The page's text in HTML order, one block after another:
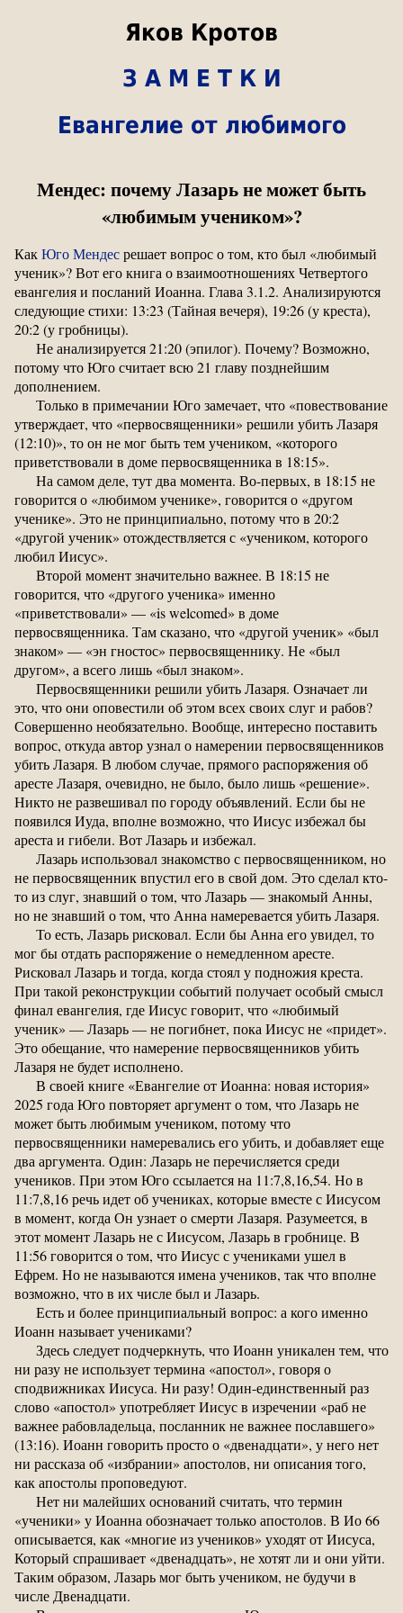
Яков Кротов
З А М Е Т К И
Евангелие от любимого
Мендес: почему Лазарь не может быть
«любимым учеником»?
КакЮго Мендесрешает вопрос о том, кто был «любимый
ученик»? Вот его книга о взаимоотношениях Четвертого
евангелия и посланий Иоанна. Глава 3.1.2. Анализируются
следующие стихи: 13:23 (Тайная вечеря), 19:26 (у креста),
20:2 (у гробницы).
Не анализируется 21:20 (эпилог). Почему? Возможно,
потому что Юго считает всю 21 главу позднейшим
дополнением.
Только в примечании Юго замечает, что «повествование
утверждает, что «первосвященники» решили убить Лазаря
(12:10)», то он не мог быть тем учеником, «которого
приветствовали в доме первосвященника в 18:15».
На самом деле, тут два момента. Во-первых, в 18:15 не
говорится о «любимом ученике», говорится о «другом
ученике». Это не принципиально, потому что в 20:2
«другой ученик» отождествляется с «учеником, которого
любил Иисус».
Второй момент значительно важнее. В 18:15 не
говорится, что «другого ученика» именно
«приветствовали» — «is welcomed» в доме
первосвященника. Там сказано, что «другой ученик» «был
знаком» — «эн гностос» первосвященнику. Не «был
другом», а всего лишь «был знаком».
Первосвященники решили убить Лазаря. Означает ли
это, что они оповестили об этом всех своих слуг и рабов?
Совершенно необязательно. Вообще, интересно поставить
вопрос, откуда автор узнал о намерении первосвященников
убить Лазаря. В любом случае, прямого распоряжения об
аресте Лазаря, очевидно, не было, было лишь «решение».
Никто не развешивал по городу объявлений. Если бы не
появился Иуда, вполне возможно, что Иисус избежал бы
ареста и гибели. Вот Лазарь и избежал.
Лазарь использовал знакомство с первосвященником, но
не первосвященник впустил его в свой дом. Это сделал кто-
то из слуг, знавший о том, что Лазарь — знакомый Анны,
но не знавший о том, что Анна намеревается убить Лазаря.
То есть, Лазарь рисковал. Если бы Анна его увидел, то
мог бы отдать распоряжение о немедленном аресте.
Рисковал Лазарь и тогда, когда стоял у подножия креста.
При такой реконструкции событий получает особый смысл
финал евангелия, где Иисус говорит, что «любимый
ученик» — Лазарь — не погибнет, пока Иисус не «придет».
Это обещание, что намерение первосвященников убить
Лазаря не будет исполнено.
В своей книге «Евангелие от Иоанна: новая история»
2025 года Юго повторяет аргумент о том, что Лазарь не
может быть любимым учеником, потому что
первосвященники намеревались его убить, и добавляет еще
два аргумента. Один: Лазарь не перечисляется среди
учеников. При этом Юго ссылается на 11:7,8,16,54. Но в
11:7,8,16 речь идет об учениках, которые вместе с Иисусом
в момент, когда Он узнает о смерти Лазаря. Разумеется, в
этот момент Лазарь не с Иисусом, Лазарь в гробнице. В
11:56 говорится о том, что Иисус с учениками ушел в
Ефрем. Но не называются имена учеников, так что вполне
возможно, что в их числе был и Лазарь.
Есть и более принципиальный вопрос: а кого именно
Иоанн называет учениками?
Здесь следует подчеркнуть, что Иоанн уникален тем, что
ни разу не использует термина «апостол», говоря о
сподвижниках Иисуса. Ни разу! Один-единственный раз
слово «апостол» употребляет Иисус в изречении «раб не
важнее рабовладельца, посланник не важнее пославшего»
(13:16). Иоанн говорить просто о «двенадцати», у него нет
ни рассказа об «избрании» апостолов, ни описания того,
как апостолы проповедуют.
Нет ни малейших оснований считать, что термин
«ученики» у Иоанна обозначает только апостолов. В Ио 66
описывается, как «многие из учеников» уходят от Иисуса,
Который спрашивает «двенадцать», не хотят ли и они уйти.
Таким образом, Лазарь мог быть учеником, не будучи в
числе Двенадцати.